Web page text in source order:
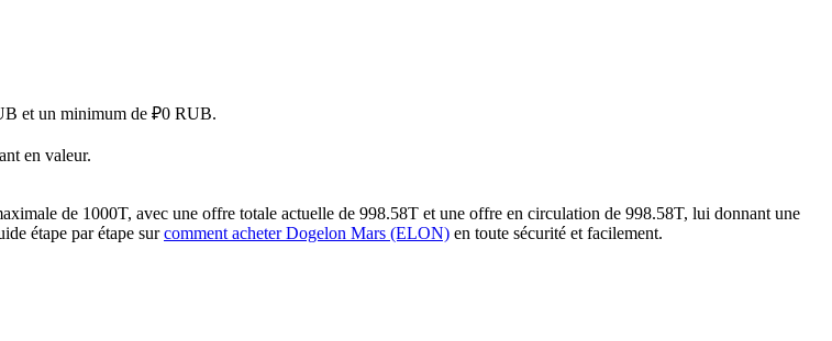
et un minimum de ₽0 RUB.
en valeur.
de 1000T, avec une offre totale actuelle de 998.58T et une offre en circulation de 998.58T, lui donnant une
étape par étape surcomment acheter Dogelon Mars (ELON) en toute sécurité et facilement.